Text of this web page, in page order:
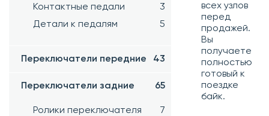
Контактные педали
3
Детали к педалям
5
Переключатели передние 43
Переключатели задние 65
Ролики переключателя 7
всех узлов
перед
продажей.
Вы
получаете
полностью
готовый к
поездке
байк.